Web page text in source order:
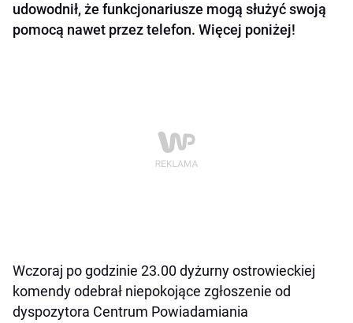
udowodnił, że funkcjonariusze mogą służyć swoją
pomocą nawet przez telefon. Więcej poniżej!
Wczoraj po godzinie 23.00 dyżurny ostrowieckiej
komendy odebrał niepokojące zgłoszenie od
dyspozytora Centrum Powiadamiania